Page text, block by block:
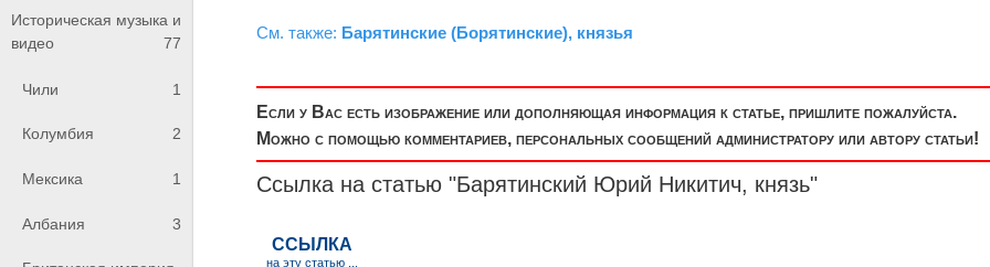
Историческая музыка и
видео
77
Чили 1
Колумбия 2
Мексика 1
Албания 3
См. также: Барятинские (Борятинские), князья
Если у Вас есть изображение или дополняющая информация к статье, пришлите пожалуйста.
Можно с помощью комментариев, персональных сообщений администратору или автору статьи!
Ссылка на статью "Барятинский Юрий Никитич, князь"